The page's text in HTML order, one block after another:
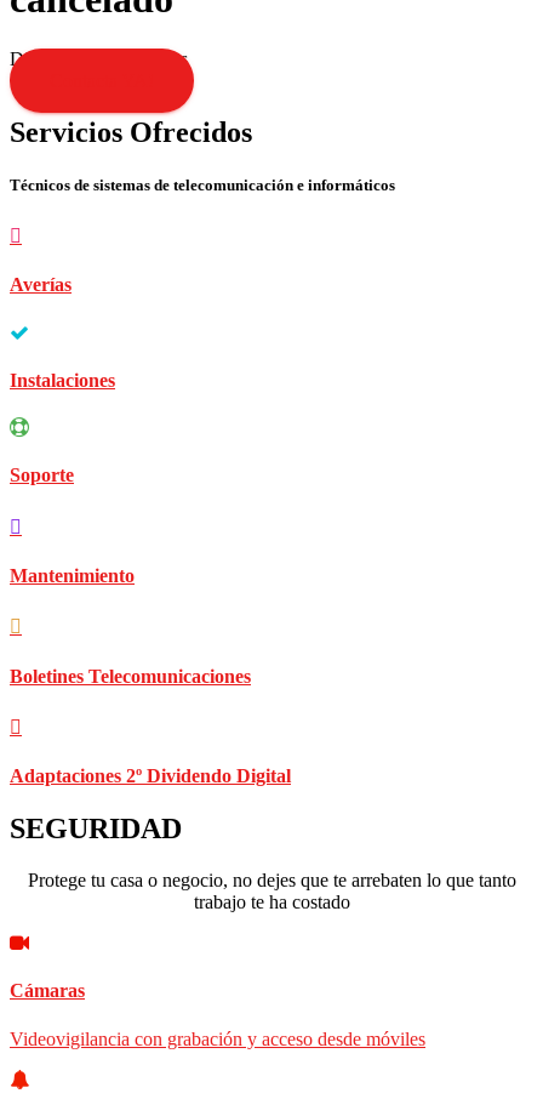
Disculpen las molestias
Servicios Ofrecidos
Técnicos de sistemas de telecomunicación e informáticos
Averías
Instalaciones
Soporte
Mantenimiento
Boletines Telecomunicaciones
Adaptaciones 2º Dividendo Digital
SEGURIDAD
Protege tu casa o negocio, no dejes que te arrebaten lo que tanto
trabajo te ha costado
Cámaras
Videovigilancia con grabación y acceso desde móviles